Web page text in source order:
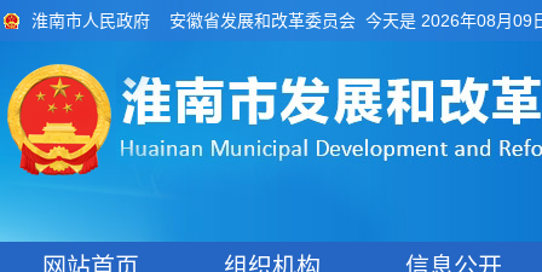
淮南市人民政府 安徽省发展和改革委员会 今天是 2026年08月09